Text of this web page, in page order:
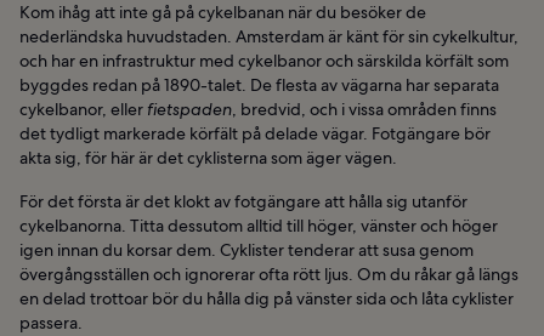
Kom ihåg att inte gå på cykelbanan när du besöker de
nederländska huvudstaden. Amsterdam är känt för sin cykelkultur,
och har en infrastruktur med cykelbanor och särskilda körfält som
byggdes redan på 1890-talet. De flesta av vägarna har separata
cykelbanor, eller fietspaden, bredvid, och i vissa områden finns
det tydligt markerade körfält på delade vägar. Fotgängare bör
akta sig, för här är det cyklisterna som äger vägen.
För det första är det klokt av fotgängare att hålla sig utanför
cykelbanorna. Titta dessutom alltid till höger, vänster och höger
igen innan du korsar dem. Cyklister tenderar att susa genom
övergångsställen och ignorerar ofta rött ljus. Om du råkar gå längs
en delad trottoar bör du hålla dig på vänster sida och låta cyklister
passera.